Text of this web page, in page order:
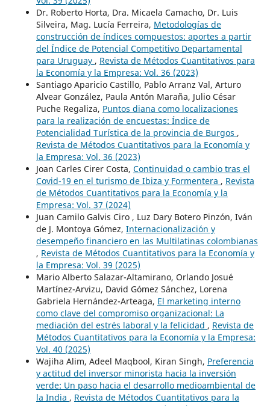
Dr. Roberto Horta, Dra. Micaela Camacho, Dr. Luis
Silveira, Mag. Lucía Ferreira, Metodologías de
construcción de índices compuestos: aportes a partir
del Índice de Potencial Competitivo Departamental
para Uruguay , Revista de Métodos Cuantitativos para
la Economía y la Empresa: Vol. 36 (2023)
Santiago Aparicio Castillo, Pablo Arranz Val, Arturo
Alvear González, Paula Antón Maraña, Julio César
Puche Regaliza, Puntos diana como localizaciones
para la realización de encuestas: Índice de
Potencialidad Turística de la provincia de Burgos ,
Revista de Métodos Cuantitativos para la Economía y
la Empresa: Vol. 36 (2023)
Joan Carles Cirer Costa, Continuidad o cambio tras el
Covid-19 en el turismo de Ibiza y Formentera , Revista
de Métodos Cuantitativos para la Economía y la
Empresa: Vol. 37 (2024)
Juan Camilo Galvis Ciro , Luz Dary Botero Pinzón, Iván
de J. Montoya Gómez, Internacionalización y
desempeño financiero en las Multilatinas colombianas
, Revista de Métodos Cuantitativos para la Economía y
la Empresa: Vol. 39 (2025)
Mario Alberto Salazar-Altamirano, Orlando Josué
Martínez-Arvizu, David Gómez Sánchez, Lorena
Gabriela Hernández-Arteaga, El marketing interno
como clave del compromiso organizacional: La
mediación del estrés laboral y la felicidad , Revista de
Métodos Cuantitativos para la Economía y la Empresa:
Vol. 40 (2025)
Wajiha Alim, Adeel Maqbool, Kiran Singh, Preferencia
y actitud del inversor minorista hacia la inversión
verde: Un paso hacia el desarrollo medioambiental de
la India , Revista de Métodos Cuantitativos para la